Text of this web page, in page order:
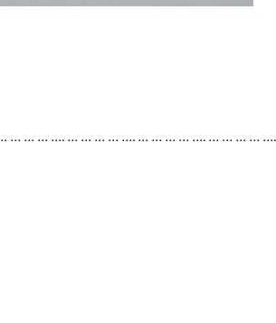
… … …. … … … … …. … … … … …. … … … …